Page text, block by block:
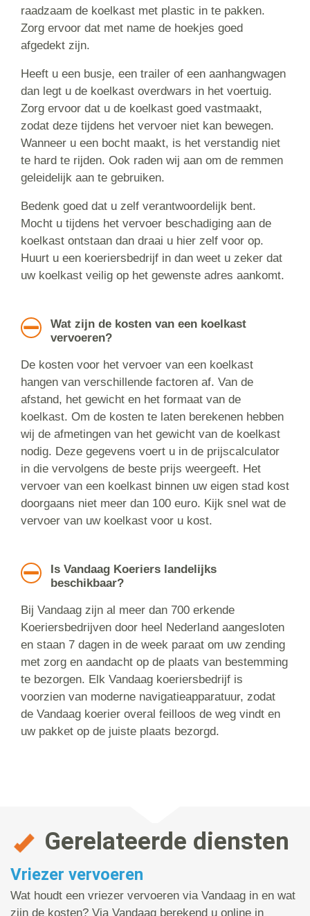
raadzaam de koelkast met plastic in te pakken.
Zorg ervoor dat met name de hoekjes goed
afgedekt zijn.
Heeft u een busje, een trailer of een aanhangwagen
dan legt u de koelkast overdwars in het voertuig.
Zorg ervoor dat u de koelkast goed vastmaakt,
zodat deze tijdens het vervoer niet kan bewegen.
Wanneer u een bocht maakt, is het verstandig niet
te hard te rijden. Ook raden wij aan om de remmen
geleidelijk aan te gebruiken.
Bedenk goed dat u zelf verantwoordelijk bent.
Mocht u tijdens het vervoer beschadiging aan de
koelkast ontstaan dan draai u hier zelf voor op.
Huurt u een koeriersbedrijf in dan weet u zeker dat
uw koelkast veilig op het gewenste adres aankomt.
Wat zijn de kosten van een koelkast
vervoeren?
De kosten voor het vervoer van een koelkast
hangen van verschillende factoren af. Van de
afstand, het gewicht en het formaat van de
koelkast. Om de kosten te laten berekenen hebben
wij de afmetingen van het gewicht van de koelkast
nodig. Deze gegevens voert u in de prijscalculator
in die vervolgens de beste prijs weergeeft. Het
vervoer van een koelkast binnen uw eigen stad kost
doorgaans niet meer dan 100 euro. Kijk snel wat de
vervoer van uw koelkast voor u kost.
Is Vandaag Koeriers landelijks
beschikbaar?
Bij Vandaag zijn al meer dan 700 erkende
Koeriersbedrijven door heel Nederland aangesloten
en staan 7 dagen in de week paraat om uw zending
met zorg en aandacht op de plaats van bestemming
te bezorgen. Elk Vandaag koeriersbedrijf is
voorzien van moderne navigatieapparatuur, zodat
de Vandaag koerier overal feilloos de weg vindt en
uw pakket op de juiste plaats bezorgd.
Gerelateerde diensten
Vriezer vervoeren
Wat houdt een vriezer vervoeren via Vandaag in en wat
zijn de kosten? Via Vandaag berekend u online in